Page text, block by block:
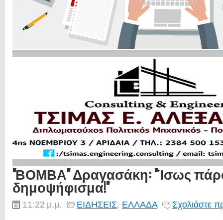
''ΒΟΜΒΑ'' Δραγασάκη: ''Ίσως
δημοψήφισμα!''
11:22 μ.μ. ΕΙΔΗΣΕΙΣ, ΕΛΛΑΔΑ Σχολιάστε